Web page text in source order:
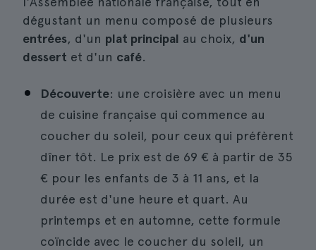
dégustant un menu composé de plusieurs
entrées, d'un plat principal au choix, d'un
dessert et d'un café.
Découverte: une croisière avec un menu
de cuisine française qui commence au
coucher du soleil, pour ceux qui préfèrent
dîner tôt. Le prix est de 69 € à partir de 35
€ pour les enfants de 3 à 11 ans, et la
durée est d'une heure et quart. Au
printemps et en automne, cette formule
coïncide avec le coucher du soleil, un